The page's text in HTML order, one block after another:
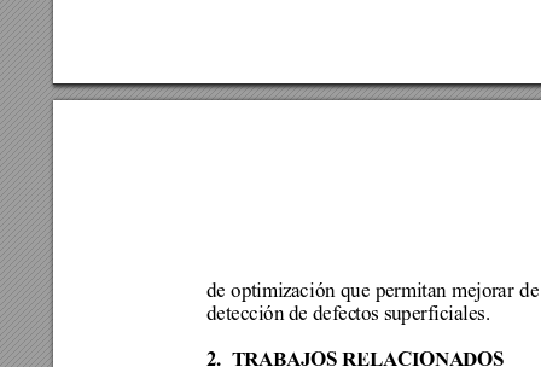
de optimización que permitan mejorar
detección de defectos superficiales.
2. TRABAJOS RELACIONADOS